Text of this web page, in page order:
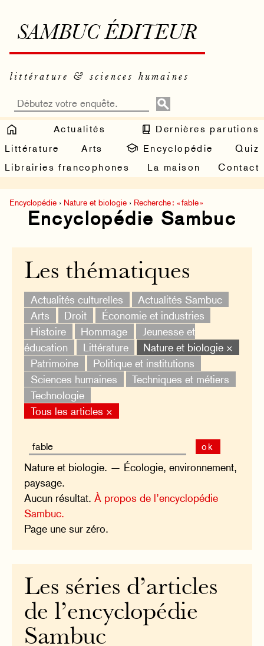
SAMBUC ÉDITEUR
littérature & sciences humaines
Actualités
Dernières parutions
Littérature
Arts Encyclopédie
Quiz
Librairies francophones
La maison Contact
Encyclopédie › Nature et biologie › Recherche : « fable »
Encyclopédie Sambuc
Les thématiques
Actualités culturelles
Actualités Sambuc
Arts
Droit
Économie et industries
Histoire
Hommage
Jeunesse et
éducation
Littérature
Nature et biologie ×
Patrimoine
Politique et institutions
Sciences humaines
Techniques et métiers
Technologie
Tous les articles ×
ok
Nature et biologie. — Écologie, environnement,
paysage.
Aucun résultat.À propos de l’encyclopédie
Sambuc.
Page une sur zéro.
Les séries d’articles
de l’encyclopédie
Sambuc